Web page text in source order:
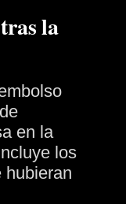
la
en la
los
hubieran